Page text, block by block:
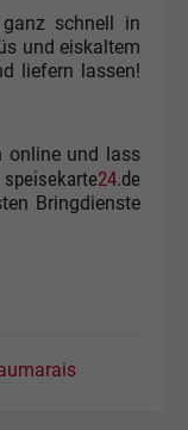
schnell in
und eiskaltem
liefern lassen!
online und lass
speisekarte24.de
Bringdienste